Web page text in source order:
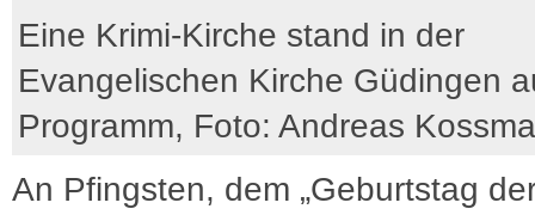
Eine Krimi-Kirche stand in der
Evangelischen Kirche Güdingen
Programm, Foto: Andreas
An Pfingsten, dem „Geburtstag